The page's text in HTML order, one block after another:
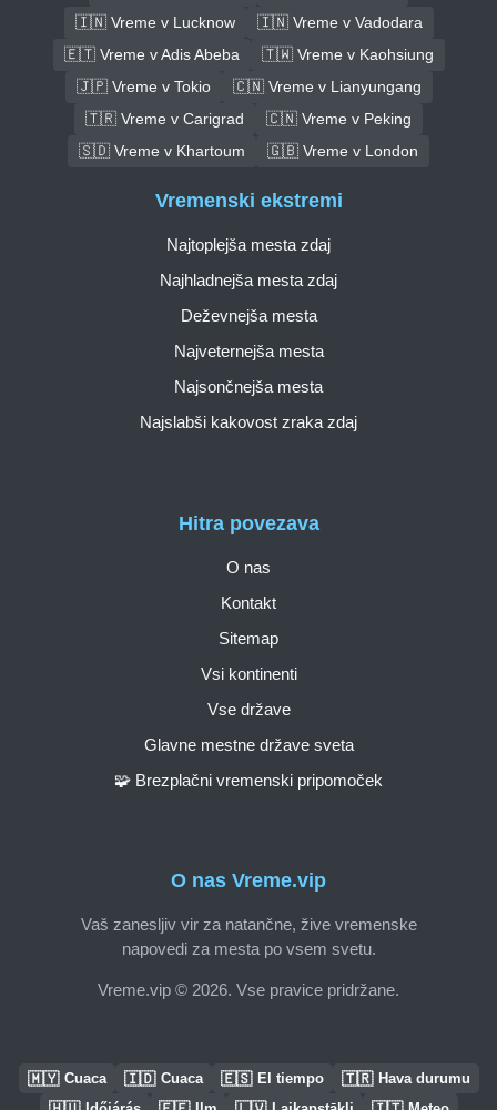
🇮🇳 Vreme v Lucknow
🇮🇳 Vreme v Vadodara
🇪🇹 Vreme v Adis Abeba
🇹🇼 Vreme v Kaohsiung
🇯🇵 Vreme v Tokio
🇨🇳 Vreme v Lianyungang
🇹🇷 Vreme v Carigrad
🇨🇳 Vreme v Peking
🇸🇩 Vreme v Khartoum
🇬🇧 Vreme v London
O nas Vreme.vip
Vaš zanesljiv vir za natančne, žive vremenske
napovedi za mesta po vsem svetu.
Vreme.vip © 2026. Vse pravice pridržane.
Hitra povezava
O nas
Kontakt
Sitemap
Vsi kontinenti
Vse države
Glavne mestne države sveta
🧩 Brezplačni vremenski pripomoček
Vremenski ekstremi
Najtoplejša mesta zdaj
Najhladnejša mesta zdaj
Deževnejša mesta
Najveternejša mesta
Najsončnejša mesta
Najslabši kakovost zraka zdaj
🇲🇾 Cuaca 🇮🇩 Cuaca 🇪🇸 El tiempo 🇹🇷 Hava durumu